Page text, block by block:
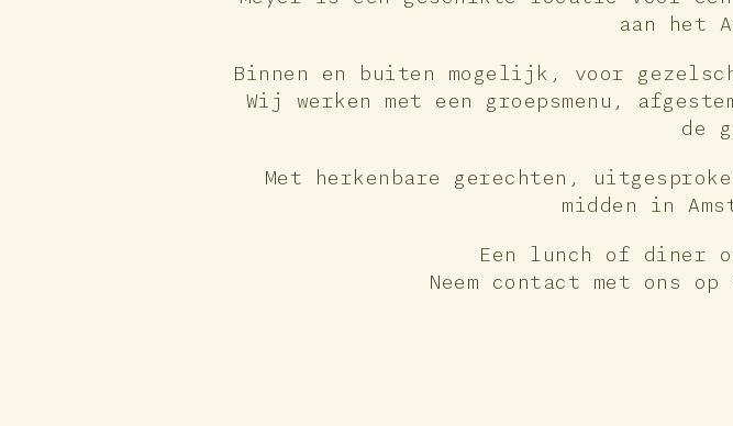
aan het
Binnen en buiten mogelijk, voor
Wij werken met een groepsmenu,
de
Met herkenbare gerechten,
midden in
Een lunch of diner
Neem contact met ons